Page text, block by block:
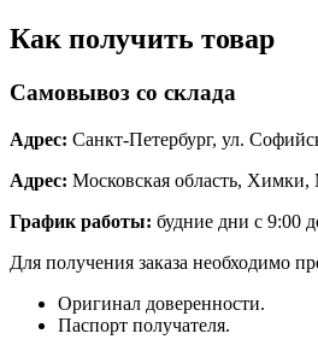
Как получить товар
Самовывоз со склада
Адрес: Санкт-Петербург, ул.
Адрес: Московская область,
График работы: будние дни с 9:00
Для получения заказа необходимо
Оригинал доверенности.
Паспорт получателя.